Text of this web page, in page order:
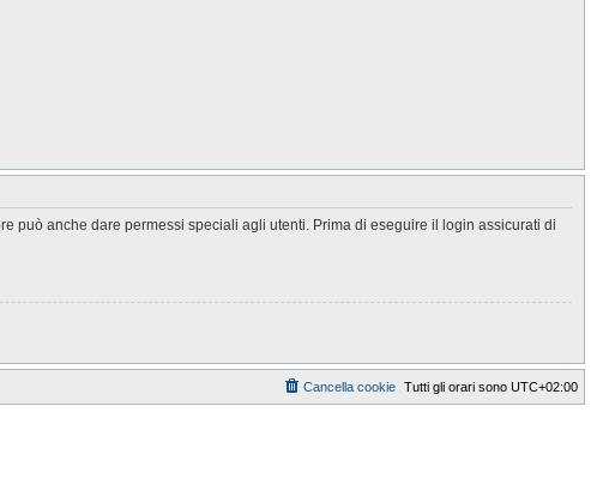
può anche dare permessi speciali agli utenti. Prima di eseguire il login assicurati di
Tutti gli orari sono UTC+02:00
Cancella cookie